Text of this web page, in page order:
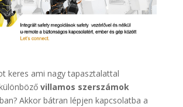
keres ami nagy tapasztalattal
villamos szerszámok
Akkor bátran lépjen kapcsolatba a